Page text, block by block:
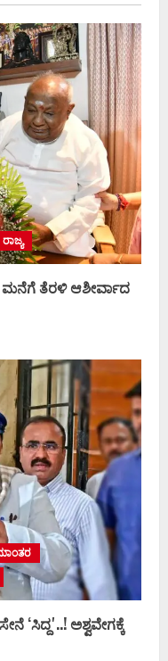
ರಾಜ್ಯ
ಮನೆಗೆ ತೆರಳಿ ಆಶೀರ್ವಾದ
ʻಸಿದ್ದʼ..! ಅಶ್ವವೇಗಕ್ಕೆ